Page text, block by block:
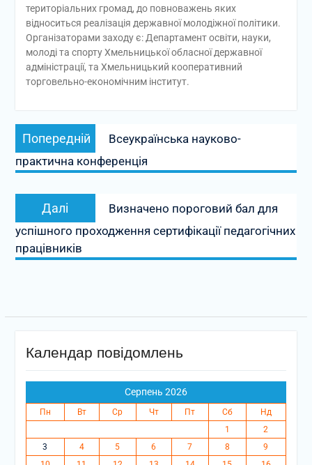
територіальних громад, до повноважень яких
відноситься реалізація державної молодіжної політики.
Організаторами заходу є: Департамент освіти, науки,
молоді та спорту Хмельницької обласної державної
адміністрації, та Хмельницький кооперативний
торговельно-економічним інститут.
Навігація
записів
Попередній
Попередній
запис:
Всеукраїнська науково-
практична конференція
Далі
запис:
Визначено пороговий бал для
успішного проходження сертифікації педагогічних
працівників
Календар повідомлень
Серпень 2026
Пн Вт Ср Чт Пт Сб
Нд
1
2
3
4 5 6 7 8
9